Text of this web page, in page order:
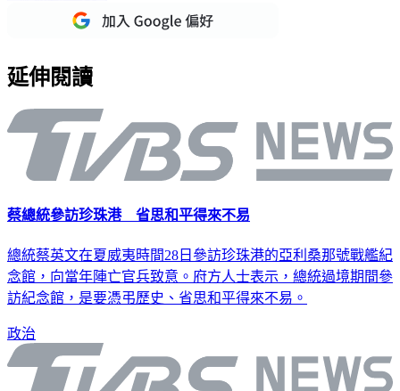
延伸閱讀
蔡總統參訪珍珠港 省思和平得來不易
總統蔡英文在夏威夷時間28日參訪珍珠港的亞利桑那號戰艦紀
念館，向當年陣亡官兵致意。府方人士表示，總統過境期間參
訪紀念館，是要憑弔歷史、省思和平得來不易。
政治